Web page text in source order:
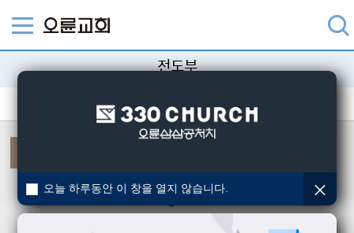
전도부
전도사역
노방전도팀은 화요일, 목요일, 토요일에 복음을 전할 수 있는 성도들이
오늘 하루동안 이 창을 열지 않습니다.